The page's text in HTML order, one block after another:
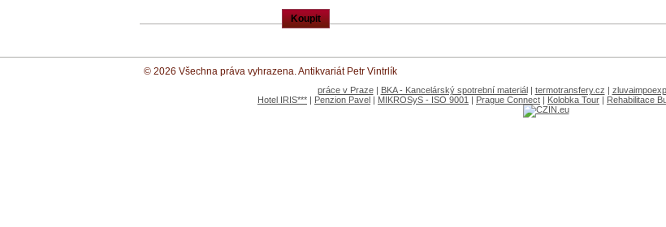
Koupit
© 2026 Všechna práva vyhrazena. Antikvariát Petr Vintrlík
práce v Praze | BKA - Kancelárský spotrební materiál | termotransfery.cz |
Hotel IRIS*** | Penzion Pavel | MIKROSyS - ISO 9001 | Prague Connect | Kolobka Tour | Rehabilitace